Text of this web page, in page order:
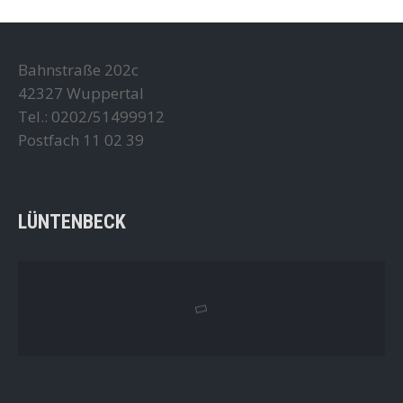
Bahnstraße 202c
42327 Wuppertal
Tel.: 0202/51499912
Postfach 11 02 39
LÜNTENBECK